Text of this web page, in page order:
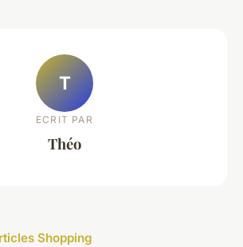
T
ECRIT PAR
Théo
Shopping